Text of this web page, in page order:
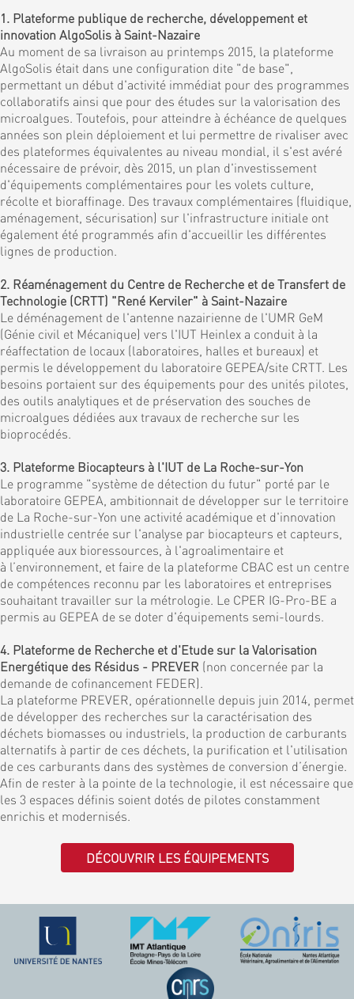
1. Plateforme publique de recherche, développement et
innovation AlgoSolis à Saint-Nazaire
Au moment de sa livraison au printemps 2015, la plateforme
AlgoSolis était dans une configuration dite "de base",
permettant un début d'activité immédiat pour des programmes
collaboratifs ainsi que pour des études sur la valorisation des
microalgues. Toutefois, pour atteindre à échéance de quelques
années son plein déploiement et lui permettre de rivaliser avec
des plateformes équivalentes au niveau mondial, il s'est avéré
nécessaire de prévoir, dès 2015, un plan d'investissement
d'équipements complémentaires pour les volets culture,
récolte et bioraffinage. Des travaux complémentaires (fluidique,
aménagement, sécurisation) sur l'infrastructure initiale ont
également été programmés afin d'accueillir les différentes
lignes de production.
2. Réaménagement du Centre de Recherche et de Transfert de
Technologie (CRTT) "René Kerviler" à Saint-Nazaire
Le déménagement de l'antenne nazairienne de l'UMR GeM
(Génie civil et Mécanique) vers l'IUT Heinlex a conduit à la
réaffectation de locaux (laboratoires, halles et bureaux) et
permis le développement du laboratoire GEPEA/site CRTT. Les
besoins portaient sur des équipements pour des unités pilotes,
des outils analytiques et de préservation des souches de
microalgues dédiées aux travaux de recherche sur les
bioprocédés.
3. Plateforme Biocapteurs à l'IUT de La Roche-sur-Yon
Le programme "système de détection du futur" porté par le
laboratoire GEPEA, ambitionnait de développer sur le territoire
de La Roche-sur-Yon une activité académique et d'innovation
industrielle centrée sur l'analyse par biocapteurs et capteurs,
appliquée aux bioressources, à l'agroalimentaire et
à l’environnement, et faire de la plateforme CBAC est un centre
de compétences reconnu par les laboratoires et entreprises
souhaitant travailler sur la métrologie. Le CPER IG-Pro-BE a
permis au GEPEA de se doter d'équipements semi-lourds.
4. Plateforme de Recherche et d'Etude sur la Valorisation
Energétique des Résidus - PREVER (non concernée par la
demande de cofinancement FEDER).
La plateforme PREVER, opérationnelle depuis juin 2014, permet
de développer des recherches sur la caractérisation des
déchets biomasses ou industriels, la production de carburants
alternatifs à partir de ces déchets, la purification et l'utilisation
de ces carburants dans des systèmes de conversion d’énergie.
Afin de rester à la pointe de la technologie, il est nécessaire que
les 3 espaces définis soient dotés de pilotes constamment
enrichis et modernisés.
DÉCOUVRIR LES ÉQUIPEMENTS